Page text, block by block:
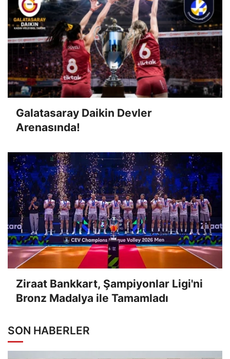
Galatasaray Daikin Devler
Arenasında!
Ziraat Bankkart, Şampiyonlar Ligi'ni
Bronz Madalya ile Tamamladı
SON HABERLER